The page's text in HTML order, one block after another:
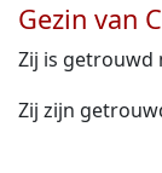
Gezin van
Zij is getrouwd
Zij zijn